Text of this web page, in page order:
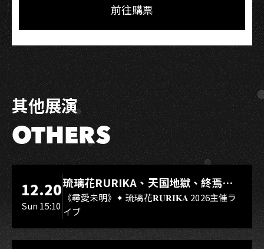
前往購票
其他展演
OTHERS
LIVE WAREHOUSE 小庫
12.20
Sun 15:10
琉璃花RURIKA、天国地獄、終焉
Rebirth、DUALIA、無我夢中、花奏
スマイル（O.A.）
《尋愛未明》✦ 琉璃花𝐑𝐔𝐑𝐈𝐊𝐀 2026主催ラ
イブ